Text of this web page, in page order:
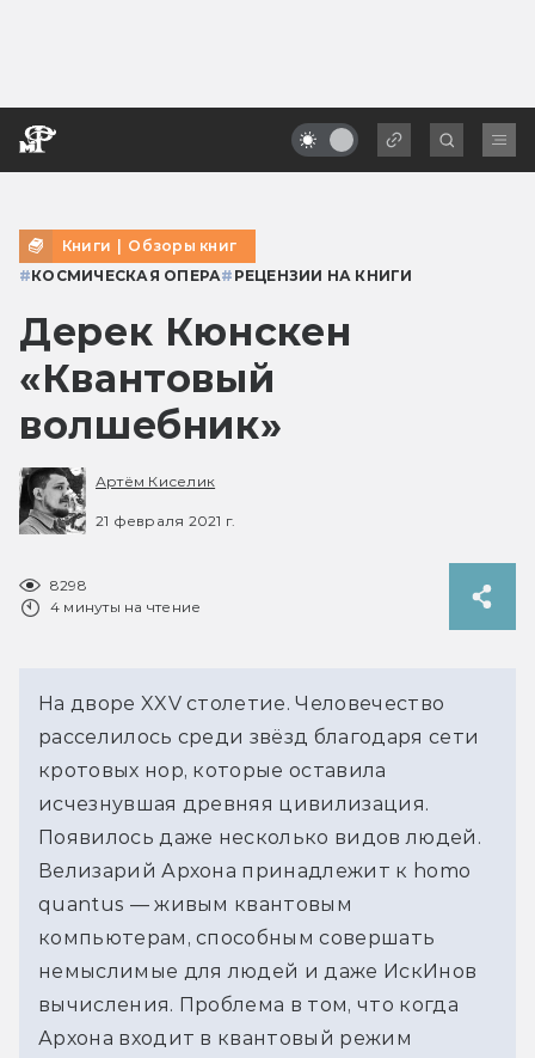
Книги | Обзоры книг
#КОСМИЧЕСКАЯ ОПЕРА# РЕЦЕНЗИИ НА КНИГИ
Дерек Кюнскен
«Квантовый
волшебник»
Артём Киселик
21 февраля 2021 г.
8298
4 минуты на чтение
На дворе XXV столетие. Человечество
расселилось среди звёзд благодаря сети
кротовых нор, которые оставила
исчезнувшая древняя цивилизация.
Появилось даже несколько видов людей.
Велизарий Архона принадлежит к homo
quantus — живым квантовым
компьютерам, способным совершать
немыслимые для людей и даже ИскИнов
вычисления. Проблема в том, что когда
Архона входит в квантовый режим